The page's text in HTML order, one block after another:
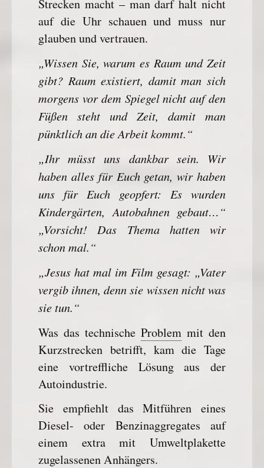
Strecken macht – man darf halt nicht
auf die Uhr schauen und muss nur
glauben und vertrauen.
„Wissen Sie, warum es Raum und Zeit
gibt? Raum existiert, damit man sich
morgens vor dem Spiegel nicht auf den
Füßen steht und Zeit, damit man
pünktlich an die Arbeit kommt.“
„Ihr müsst uns dankbar sein. Wir
haben alles für Euch getan, wir haben
uns für Euch geopfert: Es wurden
Kindergärten, Autobahnen gebaut…“
„Vorsicht! Das Thema hatten wir
schon mal.“
„Jesus hat mal im Film gesagt: „Vater
vergib ihnen, denn sie wissen nicht was
sie tun.“
Was das technischeProblem mit den
Kurzstrecken betrifft, kam die Tage
eine vortreffliche Lösung aus der
Autoindustrie.
Sie empfiehlt das Mitführen eines
Diesel- oder Benzinaggregates auf
einem extra mit Umweltplakette
zugelassenen Anhängers.